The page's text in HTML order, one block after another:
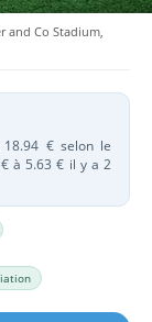
and Co Stadium,
18.94 € selon le
à 5.63 € il y a 2